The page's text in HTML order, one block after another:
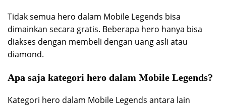
Tidak semua hero dalam Mobile Legends bisa
dimainkan secara gratis. Beberapa hero hanya bisa
diakses dengan membeli dengan uang asli atau
diamond.
Apa saja kategori hero dalam Mobile Legends?
Kategori hero dalam Mobile Legends antara lain